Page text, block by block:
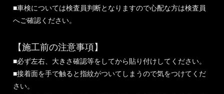
■車検については検査員判断となりますので心配な方は検査員
へご確認ください。
【施工前の注意事項】
■必ず左右、大きさ確認等をしてから貼り付けしてください。
■接着面を手で触ると指紋がついてしまうので気をつけてくだ
さい。